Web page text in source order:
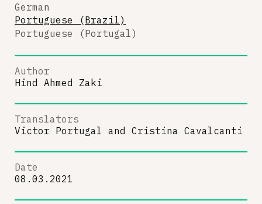
German
Portuguese (Brazil)
Portuguese (Portugal)
Author
Hind Ahmed Zaki
Translators
Victor Portugal and Cristina Cavalcanti
Date
08.03.2021